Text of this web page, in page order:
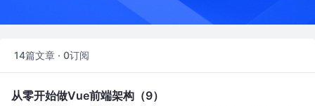
14篇文章 · 0订阅
从零开始做Vue前端架构（9）